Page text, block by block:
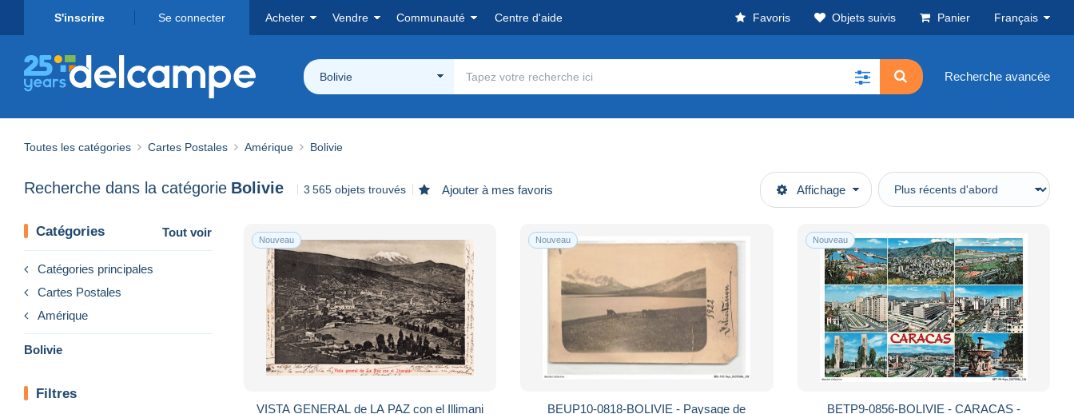
S'inscrire Se connecter Acheter Vendre Communauté Centre d'aide Favoris Objets suivis Panier Français
Bolivie Recherche avancée
Toutes les catégories Cartes Postales Amérique Bolivie
Recherche dans la catégorie Bolivie 3 565 objets trouvés Ajouter à mes favoris Affichage
Catégories Tout voir
Catégories principales
Cartes Postales
Amérique
Bolivie
Filtres
Nouveau
VISTA GENERAL de LA PAZ con el Illimani
Nouveau
BEUP10-0818-BOLIVIE - Paysage de
Nouveau
BETP9-0856-BOLIVIE - CARACAS -